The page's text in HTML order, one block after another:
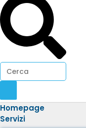
Homepage
Servizi